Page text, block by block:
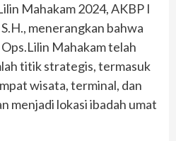
Mahakam 2024, AKBP I
menerangkan bahwa
Mahakam telah
titik strategis, termasuk
wisata, terminal, dan
menjadi lokasi ibadah umat